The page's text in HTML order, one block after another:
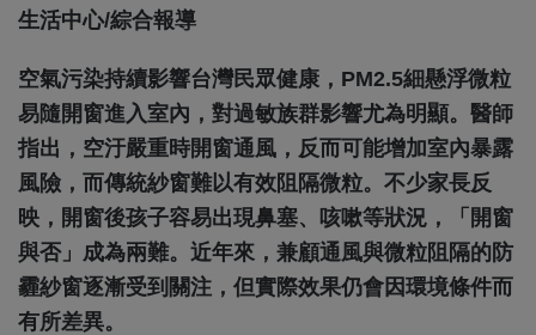
生活中心/綜合報導
空氣污染持續影響台灣民眾健康，PM2.5細懸浮微粒
易隨開窗進入室內，對過敏族群影響尤為明顯。醫師
指出，空汙嚴重時開窗通風，反而可能增加室內暴露
風險，而傳統紗窗難以有效阻隔微粒。不少家長反
映，開窗後孩子容易出現鼻塞、咳嗽等狀況，「開窗
與否」成為兩難。近年來，兼顧通風與微粒阻隔的防
霾紗窗逐漸受到關注，但實際效果仍會因環境條件而
有所差異。